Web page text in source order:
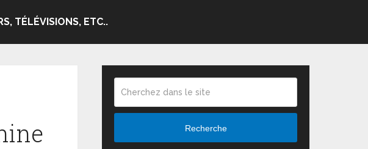
TÉLÉVISIONS, ETC..
Recherche